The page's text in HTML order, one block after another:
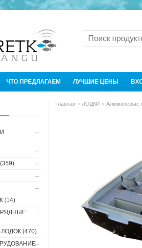
ЧТО ПРЕДЛАГАЕМ ЛУЧШИЕ ЦЕНЫ
(14)
(470)
Главная » ЛОДКИ » Алюминевые